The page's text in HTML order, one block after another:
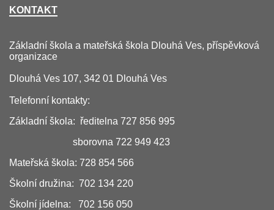
KONTAKT
Základní škola a mateřská škola Dlouhá Ves, příspěvková
organizace
Dlouhá Ves 107, 342 01 Dlouhá Ves
Telefonní kontakty:
Základní škola: ředitelna 727 856 995
sborovna 722 949 423
Mateřská škola: 728 854 566
Školní družina: 702 134 220
Školní jídelna: 702 156 050